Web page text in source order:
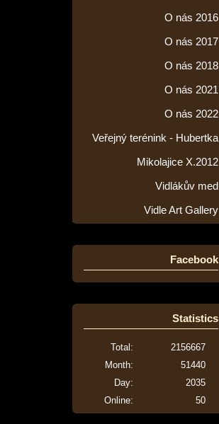
O nás 2016
O nás 2017
O nás 2018
O nás 2021
O nás 2022
Veřejný terénink - Hubertka
Mikolajice X.2012
Vidlákův med
Vidle Art Gallery
Facebook
Statistics
Online: 50
Total:
2156667
Month:
51440
Day:
2035